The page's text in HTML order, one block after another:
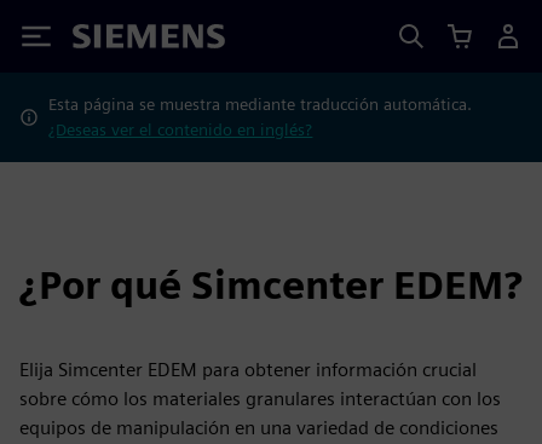
Siemens
Esta página se muestra mediante traducción automática.
¿Deseas ver el contenido en inglés?
¿Por qué Simcenter EDEM?
Elija Simcenter EDEM para obtener información crucial
sobre cómo los materiales granulares interactúan con los
equipos de manipulación en una variedad de condiciones